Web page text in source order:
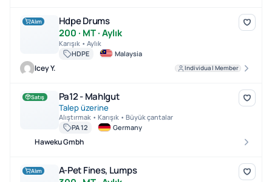
Hdpe Drums
Alım
Hdpe Drums
200 · MT · Aylık
Karışık • Aylık
HDPE
Malaysia
Icey Y. Individual Member
Pa12 - Mahlgut
Satış Pa12 - Mahlgut
Talep üzerine
Alıştırmak • Karışık • Büyük çantalar
PA 12
Germany
Haweku Gmbh
A-Pet Fines, Lumps
Alım
A-Pet Fines, Lumps